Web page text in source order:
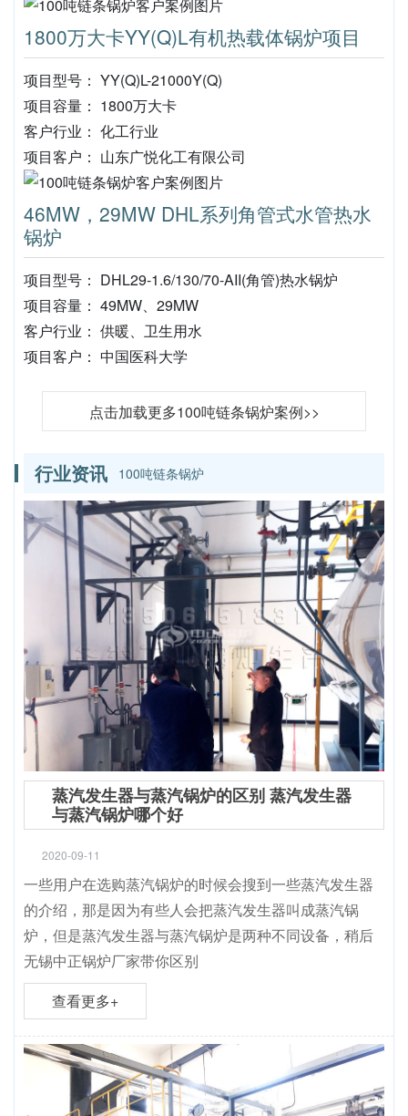
1800万大卡YY(Q)L有机热载体锅炉项目
项目型号： YY(Q)L-21000Y(Q)
项目容量： 1800万大卡
客户行业： 化工行业
项目客户： 山东广悦化工有限公司
46MW，29MW DHL系列角管式水管热水
锅炉
项目型号： DHL29-1.6/130/70-AII(角管)热水锅炉
项目容量： 49MW、29MW
客户行业： 供暖、卫生用水
项目客户： 中国医科大学
点击加载更多100吨链条锅炉案例>>
行业资讯 100吨链条锅炉
蒸汽发生器与蒸汽锅炉的区别 蒸汽发生器
与蒸汽锅炉哪个好
2020-09-11
一些用户在选购蒸汽锅炉的时候会搜到一些蒸汽发生器
的介绍，那是因为有些人会把蒸汽发生器叫成蒸汽锅
炉，但是蒸汽发生器与蒸汽锅炉是两种不同设备，稍后
无锡中正锅炉厂家带你区别
查看更多+